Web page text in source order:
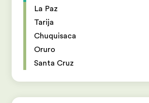
La Paz
Tarija
Chuquisaca
Oruro
Santa Cruz